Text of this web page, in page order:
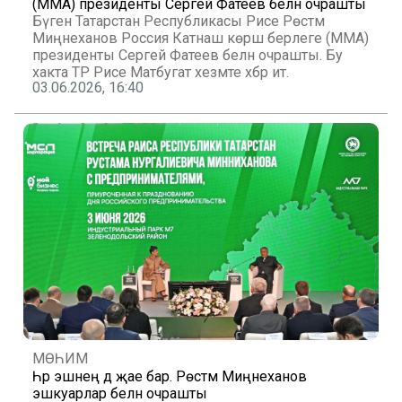
(MMA) президенты Сергей Фатеев белән очрашты
Бүген Татарстан Республикасы Рәисе Рөстәм
Миңнеханов Россия Катнаш көрәш берлеге (MMA)
президенты Сергей Фатеев белән очрашты. Бу
хакта ТР Рәисе Матбугат хезмәте хәбәр итә.
03.06.2026, 16:40
МӨҺИМ
Һәр эшнең дә җае бар. Рөстәм Миңнеханов
эшкуарлар белән очрашты